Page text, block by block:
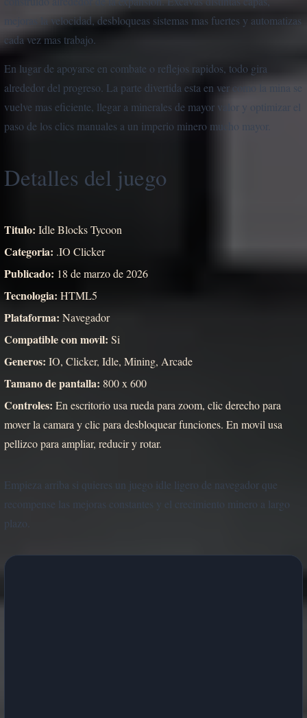
mejoras la velocidad, desbloqueas sistemas mas fuertes y automatizas
cada vez mas trabajo.
En lugar de apoyarse en combate o reflejos rapidos, todo gira
alrededor del progreso. La parte divertida esta en ver como la mina se
vuelve mas eficiente, llegar a minerales de mayor valor y optimizar el
paso de los clics manuales a un imperio minero mucho mayor.
Detalles del juego
Titulo: Idle Blocks Tycoon
Categoria: .IO Clicker
Publicado: 18 de marzo de 2026
Tecnologia: HTML5
Plataforma: Navegador
Compatible con movil: Si
Generos: IO, Clicker, Idle, Mining, Arcade
Tamano de pantalla: 800 x 600
Controles: En escritorio usa rueda para zoom, clic derecho para
mover la camara y clic para desbloquear funciones. En movil usa
pellizco para ampliar, reducir y rotar.
Empieza arriba si quieres un juego idle ligero de navegador que
recompense las mejoras constantes y el crecimiento minero a largo
plazo.